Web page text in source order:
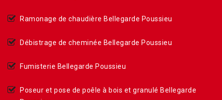
Ramonage de chaudière Bellegarde Poussieu
Débistrage de cheminée Bellegarde Poussieu
Fumisterie Bellegarde Poussieu
Poseur et pose de poêle à bois et granulé Bellegarde